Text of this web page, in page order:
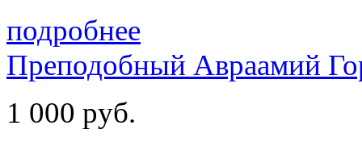
подробнее
Преподобный Авраамий
1 000 руб.